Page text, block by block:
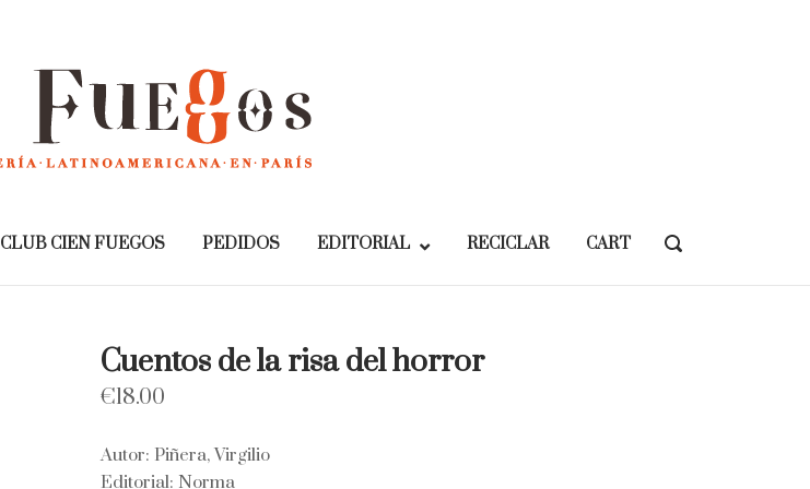
CLUB CIEN FUEGOS PEDIDOS EDITORIAL RECICLAR CART
OPEN
BAR
Cuentos de la risa del horror
€18.00
Autor: Piñera, Virgilio
Editorial: Norma